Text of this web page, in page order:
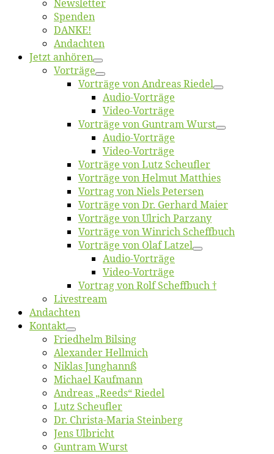
News­let­ter
Spen­den
DANKE!
An­dach­ten
Jetzt an­hö­ren
Vor­trä­ge
Vor­trä­ge von An­dre­as Riedel
Au­dio-Vor­trä­ge
Vi­deo-Vor­trä­ge
Vor­trä­ge von Gun­tram Wurst
Au­dio-Vor­trä­ge
Vi­deo-Vor­trä­ge
Vor­trä­ge von Lutz Scheufler
Vor­trä­ge von Hel­mut Matthies
Vor­trag von Niels Petersen
Vor­trä­ge von Dr. Ger­hard Maier
Vor­trä­ge von Ul­rich Parzany
Vor­trä­ge von Win­rich Scheffbuch
Vor­trä­ge von Olaf Latzel
Au­dio-Vor­trä­ge
Vi­deo-Vor­trä­ge
Vor­trag von Rolf Scheffbuch †
Live­stream
An­dach­ten
Kon­takt
Fried­helm Bilsing
Alex­an­der Hellmich
Ni­klas Junghannß
Mi­cha­el Kaufmann
An­dre­as „Reeds“ Riedel
Lutz Scheuf­ler
Dr. Chris­­ta-Ma­ria Steinberg
Jens Ulb­richt
Gun­tram Wurst